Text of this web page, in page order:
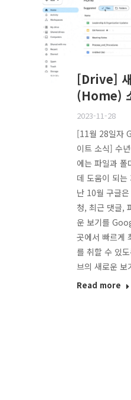
[Drive] 새
(Home)
2023-11-28
[11월 28일자
이트 소식] 수
에는 파일과 폴
데 도움이 되는
난 10월 구글
청, 최근 댓글,
운 보기를
곳에서 빠르게
를 취할 수 있
브의 새로운
Read more